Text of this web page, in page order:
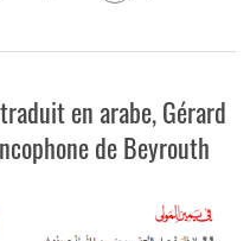
en arabe, Gérard
de Beyrouth